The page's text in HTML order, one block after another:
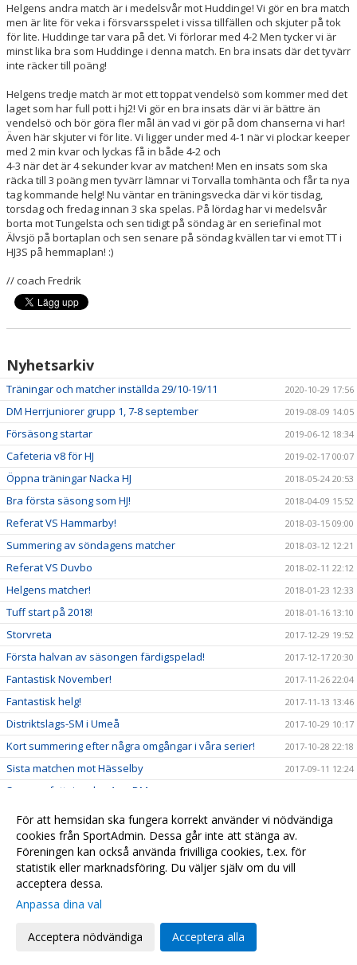
KONTAKT
Helgens andra match är i medelsvår mot Huddinge! Vi gör en bra match
men är lite för veka i försvarsspelet i vissa tillfällen och skjuter på tok
för lite. Huddinge tar vara på det. Vi förlorar med 4-2 Men tycker vi är
minst lika bra som Huddinge i denna match. En bra insats där det tyvärr
inte räcker till poäng!
Helgens tredje match är mot ett toppat vendelsö som kommer med det
laget som har full pott i hj2! Vi gör en bra insats där vi är bättre än
vendelsö och bör göra fler mål än vad vi gör på dom chanserna vi har!
Även här skjuter vi för lite. Vi ligger under med 4-1 när vi plockar keeper
med 2 min kvar och lyckas få in både 4-2 och
4-3 när det är 4 sekunder kvar av matchen! Men en insats som ska
räcka till 3 poäng men tyvärr lämnar vi Torvalla tomhänta och får ta nya
tag kommande helg! Nu väntar en träningsvecka där vi kör tisdag,
torsdag och fredag innan 3 ska spelas. På lördag har vi medelsvår
borta mot Tungelsta och sen tidigt på söndag är en seriefinal mot
Älvsjö på bortaplan och sen senare på söndag kvällen tar vi emot TT i
HJ3S på hemmaplan! :)
// coach Fredrik
Nyhetsarkiv
Träningar och matcher inställda 29/10-19/11 2020-10-29 17:56
DM Herrjuniorer grupp 1, 7-8 september 2019-08-09 14:05
Försäsong startar 2019-06-12 18:34
Cafeteria v8 för HJ 2019-02-17 00:07
Öppna träningar Nacka HJ 2018-05-24 20:53
Bra första säsong som HJ! 2018-04-09 15:52
Referat VS Hammarby! 2018-03-15 09:00
Summering av söndagens matcher 2018-03-12 12:21
Referat VS Duvbo 2018-02-11 22:12
Helgens matcher! 2018-01-23 12:33
Tuff start på 2018! 2018-01-16 13:10
Storvreta 2017-12-29 19:52
Första halvan av säsongen färdigspelad! 2017-12-17 20:30
Fantastisk November! 2017-11-26 22:04
Fantastisk helg! 2017-11-13 13:46
Distriktslags-SM i Umeå 2017-10-29 10:17
Kort summering efter några omgångar i våra serier! 2017-10-28 22:18
Sista matchen mot Hässelby 2017-09-11 12:24
Sammanfattning dag 1 av DM
Cafeteriaschema v36 för HJ (P02-00) 2017-08-27 23:12
Lite info 2017-08-20 11:34
Följ oss på Instagram 2017-08-09 14:21
inställningar
Webbversion
För att hemsidan ska fungera korrekt använder vi nödvändiga
cookies från SportAdmin. Dessa går inte att stänga av.
Föreningen kan också använda frivilliga cookies, t.ex. för
statistik eller marknadsföring. Du väljer själv om du vill
acceptera dessa.
Anpassa dina val
Acceptera nödvändiga Acceptera alla